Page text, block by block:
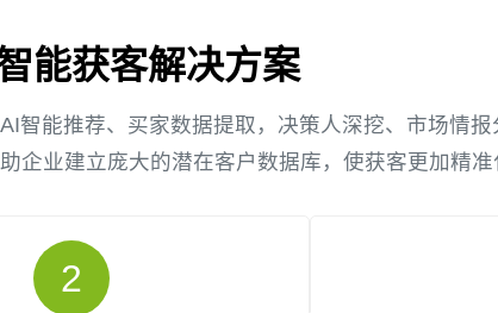
能获客解决方案
智能推荐、买家数据提取，决策人深挖、市场情报
业建立庞大的潜在客户数据库，使获客更加精准
2